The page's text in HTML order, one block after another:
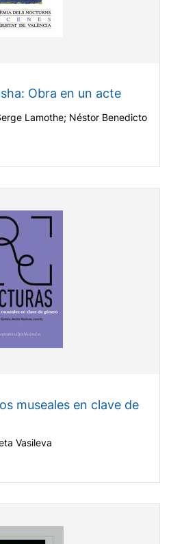
Obra en un acte
Lamothe; Néstor Benedicto
museales en clave de
Vasileva